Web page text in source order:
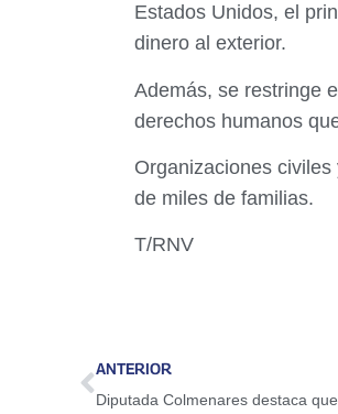
Estados Unidos, el
dinero al exterior.
Además, se restringe
derechos humanos
Organizaciones
de miles de familias.
T/RNV
ANTERIOR